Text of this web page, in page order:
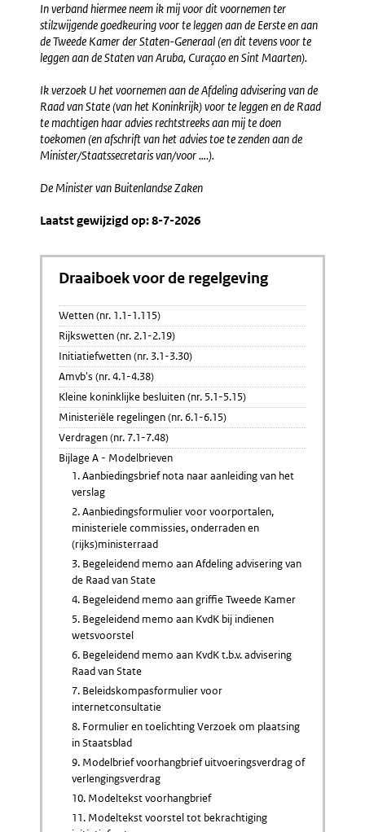
In verband hiermee neem ik mij voor dit voornemen ter
stilzwijgende goedkeuring voor te leggen aan de Eerste en aan
de Tweede Kamer der Staten-Generaal (en dit tevens voor te
leggen aan de Staten van Aruba, Curaçao en Sint Maarten).
Ik verzoek U het voornemen aan de Afdeling advisering van de
Raad van State (van het Koninkrijk) voor te leggen en de Raad
te machtigen haar advies rechtstreeks aan mij te doen
toekomen (en afschrift van het advies toe te zenden aan de
Minister/Staatssecretaris van/voor ….).
De Minister van Buitenlandse Zaken
Laatst gewijzigd op: 8-7-2026
Draaiboek voor de regelgeving
Wetten (nr. 1.1-1.115)
Rijkswetten (nr. 2.1-2.19)
Initiatiefwetten (nr. 3.1-3.30)
Amvb's (nr. 4.1-4.38)
Kleine koninklijke besluiten (nr. 5.1-5.15)
Ministeriële regelingen (nr. 6.1-6.15)
Verdragen (nr. 7.1-7.48)
Bijlage A - Modelbrieven
1. Aanbiedingsbrief nota naar aanleiding van het
verslag
2. Aanbiedingsformulier voor voorportalen,
ministeriele commissies, onderraden en
(rijks)ministerraad
3. Begeleidend memo aan Afdeling advisering van
de Raad van State
4. Begeleidend memo aan griffie Tweede Kamer
5. Begeleidend memo aan KvdK bij indienen
wetsvoorstel
6. Begeleidend memo aan KvdK t.b.v. advisering
Raad van State
7. Beleidskompasformulier voor
internetconsultatie
8. Formulier en toelichting Verzoek om plaatsing
in Staatsblad
9. Modelbrief voorhangbrief uitvoeringsverdrag of
verlengingsverdrag
10. Modeltekst voorhangbrief
11. Modeltekst voorstel tot bekrachtiging